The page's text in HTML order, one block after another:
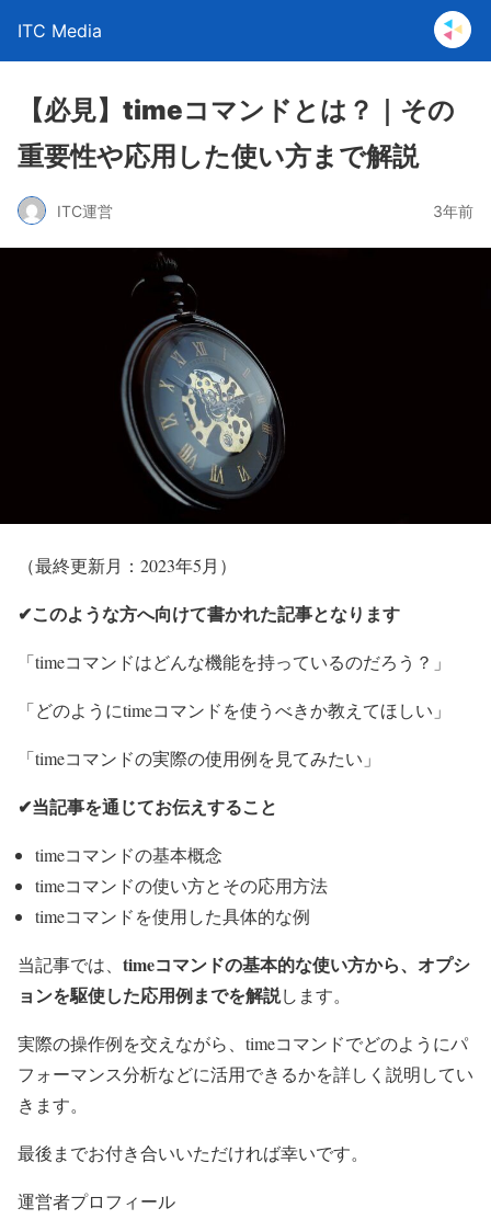
ITC Media
【必見】timeコマンドとは？｜その
重要性や応用した使い方まで解説
ITC運営 3年前
（最終更新月：2023年5月）
✔このような方へ向けて書かれた記事となります
「timeコマンドはどんな機能を持っているのだろう？」
「どのようにtimeコマンドを使うべきか教えてほしい」
「timeコマンドの実際の使用例を見てみたい」
✔当記事を通じてお伝えすること
timeコマンドの基本概念
timeコマンドの使い方とその応用方法
timeコマンドを使用した具体的な例
当記事では、 timeコマンドの基本的な使い方から、オプシ
ョンを駆使した応用例までを解説します。
実際の操作例を交えながら、timeコマンドでどのようにパ
フォーマンス分析などに活用できるかを詳しく説明してい
きます。
最後までお付き合いいただければ幸いです。
運営者プロフィール